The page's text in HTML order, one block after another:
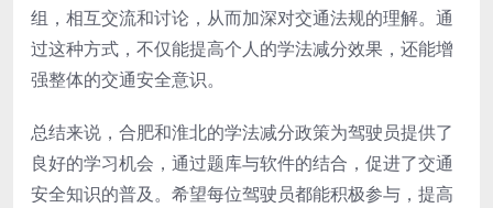
组，相互交流和讨论，从而加深对交通法规的理解。通
过这种方式，不仅能提高个人的学法减分效果，还能增
强整体的交通安全意识。
总结来说，合肥和淮北的学法减分政策为驾驶员提供了
良好的学习机会，通过题库与软件的结合，促进了交通
安全知识的普及。希望每位驾驶员都能积极参与，提高